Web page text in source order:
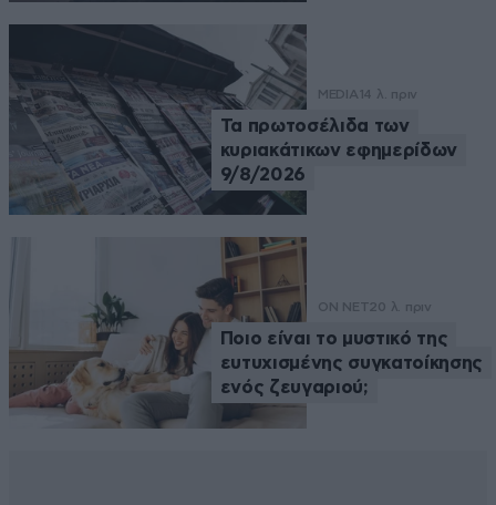
MEDIA 14 λ. πριν
Τα πρωτοσέλιδα των
κυριακάτικων εφημερίδων
9/8/2026
ON NET20 λ. πριν
Ποιο είναι το μυστικό της
ευτυχισμένης συγκατοίκησης
ενός ζευγαριού;